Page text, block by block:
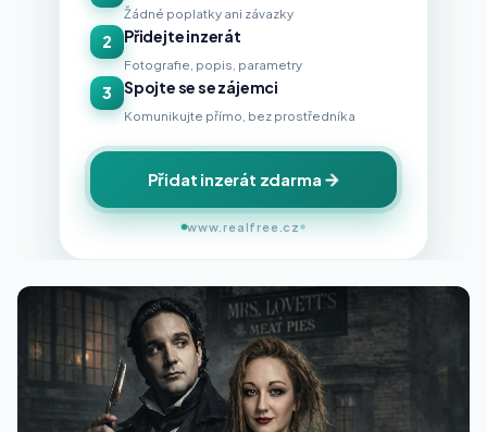
Žádné poplatky ani závazky
2 Přidejte inzerát
Fotografie, popis, parametry
3 Spojte se se zájemci
Komunikujte přímo, bez prostředníka
Přidat inzerát zdarma
www.realfree.cz